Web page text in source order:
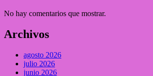
No hay comentarios que mostrar.
Archivos
agosto 2026
julio 2026
junio 2026